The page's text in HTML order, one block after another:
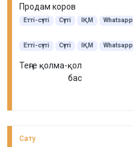
Продам коров
Етті-сүтті Сүтті ІҚМ Whatsapp
Етті-сүтті Сүтті ІҚМ Whatsapp
Теңге қолма-қол
бас
Сату